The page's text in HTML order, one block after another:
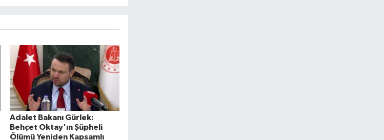
Adalet Bakanı Gürlek:
Behçet Oktay'ın Şüpheli
Ölümü Yeniden Kapsamlı